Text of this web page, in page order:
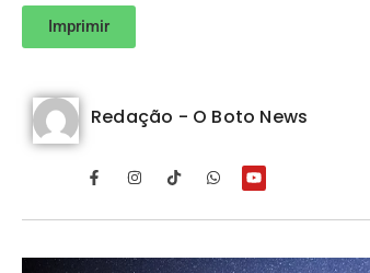
Imprimir
Redação - O Boto News